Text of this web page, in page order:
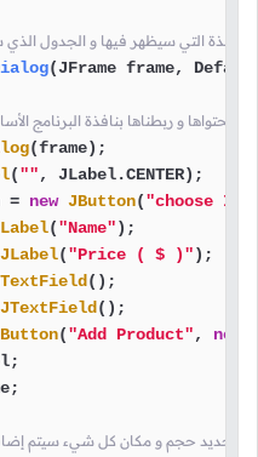
النافذة التي سيظهر فيها و الجدول
(JFrame frame,
و محتواها و ربطناها بنافذة البرنامج
(frame);
("", JLabel.CENTER);
=
new JButton("choose
("Name");
JLabel("Price ( $ )");
();
JTextField();
("Add Product", new
بتحديد حجم و مكان كل شيء سيتم